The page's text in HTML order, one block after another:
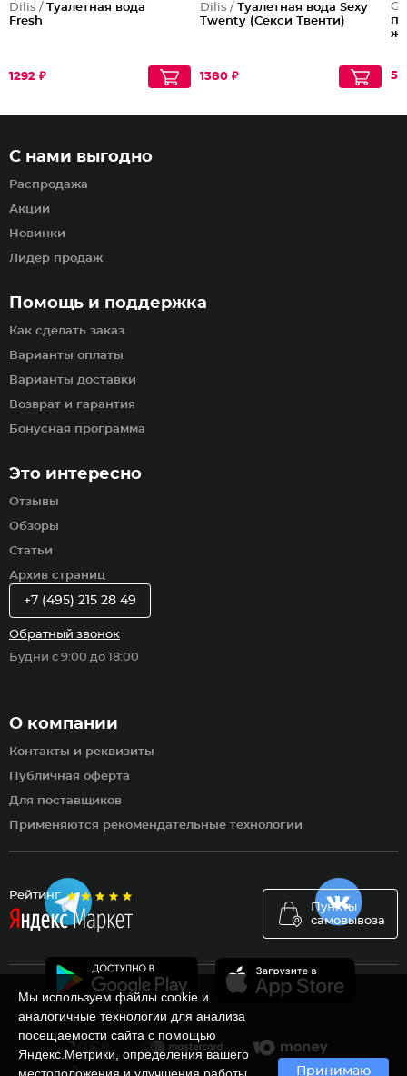
Dilis / Туалетная вода
Fresh
1292 ₽
Dilis / Туалетная вода Sexy
Twenty (Секси Твенти)
1380 ₽
Рейтинг
Пункты
самовывоза
Помощь и поддержка
Как сделать заказ
Варианты оплаты
Варианты доставки
Возврат и гарантия
Бонусная программа
С нами выгодно
Распродажа
Акции
Новинки
Лидер продаж
Это интересно
Отзывы
Обзоры
Статьи
Архив страниц
О компании
Контакты и реквизиты
Публичная оферта
Для поставщиков
Применяются рекомендательные технологии
+7 (495) 215 28 49
Обратный звонок
Будни с 9:00 до 18:00
Мы используем файлы cookie и
аналогичные технологии для анализа
посещаемости сайта с помощью
Яндекс.Метрики, определения вашего
Принимаю